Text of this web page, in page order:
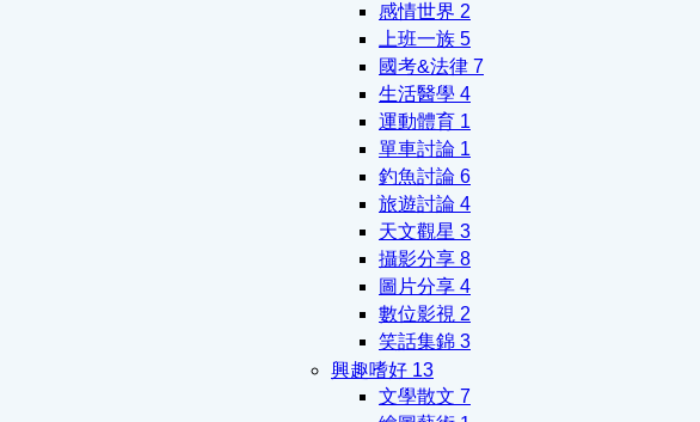
感情世界 2
上班一族 5
國考&法律 7
生活醫學 4
運動體育 1
單車討論 1
釣魚討論 6
旅遊討論 4
天文觀星 3
攝影分享 8
圖片分享 4
數位影視 2
笑話集錦 3
興趣嗜好 13
文學散文 7